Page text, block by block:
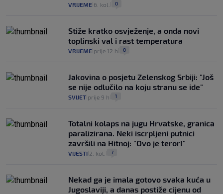
VRIJEME 6. kol. 0
Stiže kratko osvježenje, a onda novi
toplinski val i rast temperatura
VRIJEME prije 12 h 0
Jakovina o posjetu Zelenskog Srbiji: "Još
se nije odlučilo na koju stranu se ide"
SVIJET prije 9 h 1
Totalni kolaps na jugu Hrvatske, granica
paralizirana. Neki iscrpljeni putnici
završili na Hitnoj: "Ovo je teror!"
VIJESTI 2. kol. 7
Nekad ga je imala gotovo svaka kuća u
Jugoslaviji, a danas postiže cijenu od